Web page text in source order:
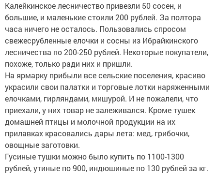
Калейкинское лесничество привезли 50 сосен, и
большие, и маленькие стоили 200 рублей. За полтора
часа ничего не осталось. Пользовались спросом
свежесрубленные елочки и сосны из Ибрайкинского
лесничества по 200-250 рублей. Некоторые покупатели,
похоже, только ради них и пришли.
На ярмарку прибыли все сельские поселения, красиво
украсили свои палатки и торговые лотки наряженными
елочками, гирляндами, мишурой. И не пожалели, что
приехали, у них товар не залеживался. Кроме тушек
домашней птицы и молочной продукции на их
прилавках красовались дары лета: мед, грибочки,
овощные заготовки.
Гусиные тушки можно было купить по 1100-1300
рублей, утиные по 900, индюшиные по 130 рублей за кг.